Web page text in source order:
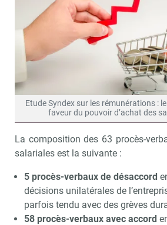
Etude Syndex sur les rémunérations :
faveur du pouvoir d’achat des
La composition des 63 procès-
salariales est la suivante :
5 procès-verbaux de désaccord
décisions unilatérales de
parfois tendu avec des grèves
58 procès-verbaux avec accord